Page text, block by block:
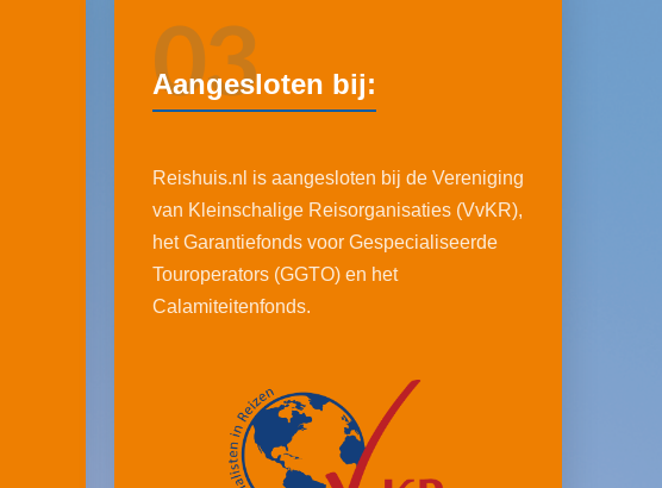
03
Aangesloten bij:
Reishuis.nl is aangesloten bij de Vereniging
van Kleinschalige Reisorganisaties (VvKR),
het Garantiefonds voor Gespecialiseerde
Touroperators (GGTO) en het
Calamiteitenfonds.